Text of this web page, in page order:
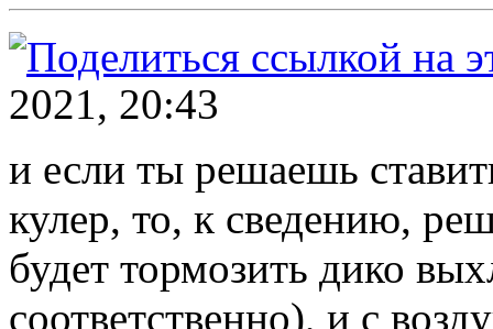
2021, 20:43
и если ты решаешь
кулер, то, к сведению,
будет тормозить дико
соответственно), и с